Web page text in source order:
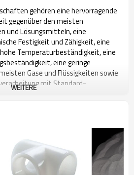
gehören eine hervorragende
gegenüber den meisten
und Lösungsmitteln, eine
Festigkeit und Zähigkeit, eine
Temperaturbeständigkeit, eine
eine geringe
Gase und Flüssigkeiten sowie
mit Standard-
Copolymer,
Mittel
WEITERE